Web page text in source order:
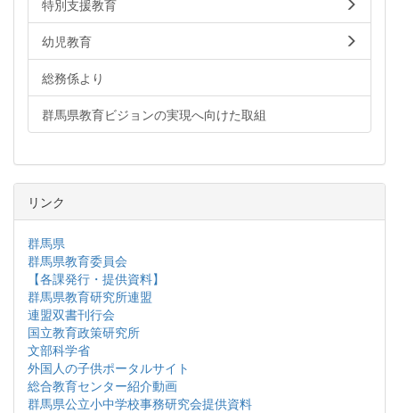
特別支援教育
幼児教育
総務係より
群馬県教育ビジョンの実現へ向けた取組
リンク
群馬県
群馬県教育委員会
【各課発行・提供資料】
群馬県教育研究所連盟
連盟双書刊行会
国立教育政策研究所
文部科学省
外国人の子供ポータルサイト
総合教育センター紹介動画
群馬県公立小中学校事務研究会提供資料